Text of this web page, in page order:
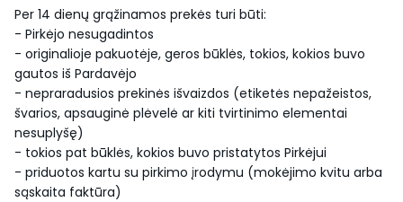
Per 14 dienų grąžinamos prekės turi būti:
- Pirkėjo nesugadintos
- originalioje pakuotėje, geros būklės, tokios, kokios buvo
gautos iš Pardavėjo
- nepraradusios prekinės išvaizdos (etiketės nepažeistos,
švarios, apsauginė plėvelė ar kiti tvirtinimo elementai
nesuplyšę)
- tokios pat būklės, kokios buvo pristatytos Pirkėjui
- priduotos kartu su pirkimo įrodymu (mokėjimo kvitu arba
sąskaita faktūra)